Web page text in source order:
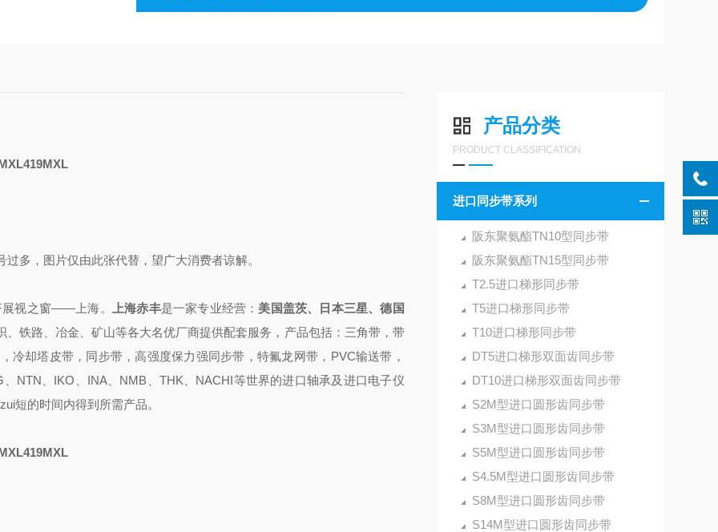
产品分类
PRODUCT CLASSIFICATION
进口同步带系列
阪东聚氨酯TN10型同步带
阪东聚氨酯TN15型同步带
T2.5进口梯形同步带
T5进口梯形同步带
T10进口梯形同步带
DT5进口梯形双面齿同步带
DT10进口梯形双面齿同步带
S2M型进口圆形齿同步带
S3M型进口圆形齿同步带
S5M型进口圆形齿同步带
S4.5M型进口圆形齿同步带
S8M型进口圆形齿同步带
S14M型进口圆形齿同步带
多，图片仅由此张代替，望广大消费者谅解。
视之窗——上海。 上海赤丰是一家专业经营 ： 美国盖茨、日本三星、德国
铁路、冶金、矿山等各大名优厂商提供配套服务， 产品包括： 三角带，带
冷却塔皮带，同步带，高强度保力强同步带，特氟龙网带，PVC输送带，
、NTN、IKO、INA、NMB、THK、NACHI等世界的进口轴承及进口电子仪
短的时间内得到所需产品。